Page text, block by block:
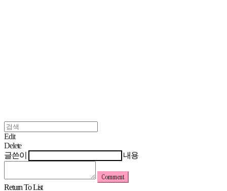
Edit
Delete
글쓴이
내용
Comment
Return To List